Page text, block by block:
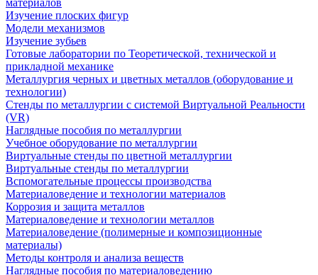
материалов
Изучение плоских фигур
Модели механизмов
Изучение зубьев
Готовые лаборатории по Теоретической, технической и
прикладной механике
Металлургия черных и цветных металлов (оборудование и
технологии)
Cтенды по металлургии с системой Виртуальной Реальности
(VR)
Наглядные пособия по металлургии
Учебное оборудование по металлургии
Виртуальные стенды по цветной металлургии
Виртуальные стенды по металлургии
Вспомогательные процессы производства
Материаловедение и технологии материалов
Коррозия и защита металлов
Материаловедение и технологии металлов
Материаловедение (полимерные и композиционные
материалы)
Методы контроля и анализа веществ
Наглядные пособия по материаловедению